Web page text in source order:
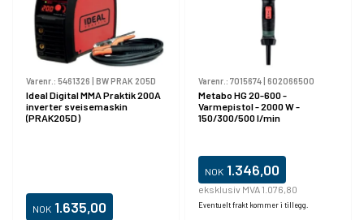
Varenr.: 5461326 | BW PRAK 205D
Ideal Digital MMA Praktik 200A
inverter sveisemaskin
(PRAK205D)
NOK 1.635,00
Varenr.: 7015674| 602066500
Metabo HG 20-600 -
Varmepistol - 2000 W -
150/300/500 l/min
NOK 1.346,00
eksklusiv MVA 1.076,80
Eventuelt frakt kommer i tillegg.